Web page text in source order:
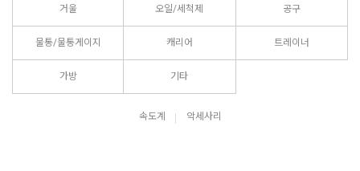
거울 오일/세척제 공구
물통/물통게이지 캐리어 트레이너
가방 기타
속도계 악세사리